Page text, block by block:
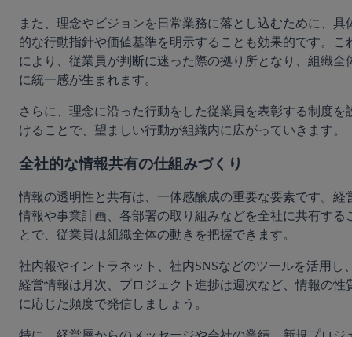
また、理念やビジョンを日常業務に落とし込むために、具
的な行動指針や価値基準を明示することも効果的です。こ
により、従業員が判断に迷った際の拠り所となり、組織全
に統一感が生まれます。
さらに、理念に沿った行動をした従業員を表彰する制度を
けることで、望ましい行動が組織内に広がっていきます。
全社的な情報共有の仕組みづくり
情報の透明性と共有は、一体感醸成の重要な要素です。経
情報や事業計画、各部署の取り組みなどを全社に共有する
とで、従業員は組織全体の動きを把握できます。
社内報やイントラネット、社内SNSなどのツールを活用し
経営情報は月次、プロジェクト進捗は週次など、情報の性
に応じた頻度で発信しましょう。